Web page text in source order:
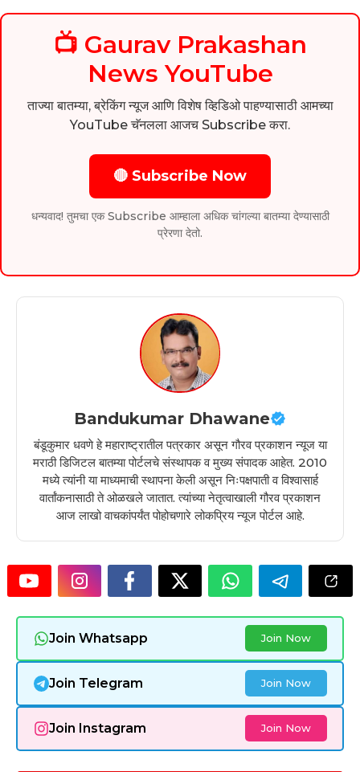
📺 Gaurav Prakashan
News YouTube
ताज्या बातम्या, ब्रेकिंग न्यूज आणि विशेष व्हिडिओ पाहण्यासाठी आमच्या
YouTube चॅनलला आजच Subscribe करा.
🔴 Subscribe Now
धन्यवाद! तुमचा एक Subscribe आम्हाला अधिक चांगल्या बातम्या देण्यासाठी
प्रेरणा देतो.
Bandukumar Dhawane
बंडूकुमार धवणे हे महाराष्ट्रातील पत्रकार असून गौरव प्रकाशन न्यूज या
मराठी डिजिटल बातम्या पोर्टलचे संस्थापक व मुख्य संपादक आहेत. 2010
मध्ये त्यांनी या माध्यमाची स्थापना केली असून निःपक्षपाती व विश्वासार्ह
वार्तांकनासाठी ते ओळखले जातात. त्यांच्या नेतृत्वाखाली गौरव प्रकाशन
आज लाखो वाचकांपर्यंत पोहोचणारे लोकप्रिय न्यूज पोर्टल आहे.
Join Whatsapp Join Now
Join Telegram Join Now
Join Instagram Join Now